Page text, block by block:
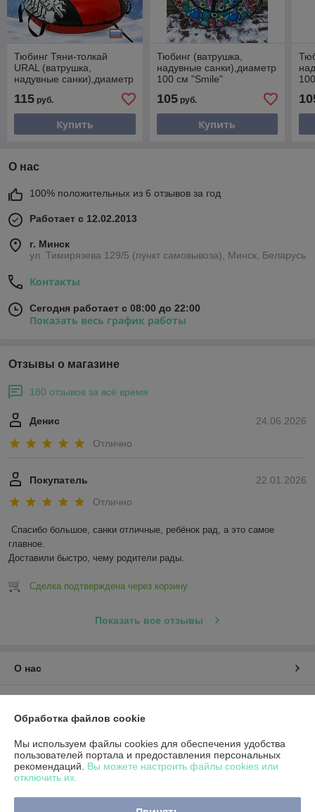
Тюбинг Тяни-толкай
URAL (ватрушка,
надувные санки),диаметр
115 руб.
Купить
Тюбинг (ватрушка,
надувные санки),диаметр
100 см "Smile"
105руб.
Купить
О нас
100% положительных из 6 отзывов за год
Работает с 12.02.2013
г. Минск
ул. Тимирязева 129/5 (пункт самовывоза), Минск, Беларусь
Контакты
Сегодня работает с 08:00 до 22:00
Показать весь график работы
Отзывы о магазине
180 отзывов за всё время
24.06.2026
Денис
Отлично
22.01.2026
Покупатель
Отлично
Спасибо большое, санки отличные, ребёнок рад, а это самое
главное.
Доставили быстро, чему родители рады.
Сделка подтверждена через корзину
Показать все отзывы
О нас
График работы
Полная версия сайта
Обработка файлов cookie
Мы используем файлы cookies для обеспечения удобства
пользователей портала и предоставления персональных
рекомендаций. Вы можете настроить файлы cookies или
отключить их.